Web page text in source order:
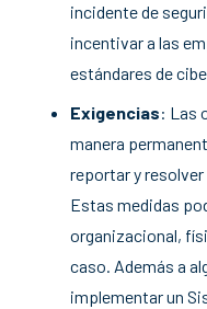
incidente de
incentivar a las
estándares de
Exigencias: Las
manera
reportar y
Estas medidas
organizacional,
caso. Además a
implementar un